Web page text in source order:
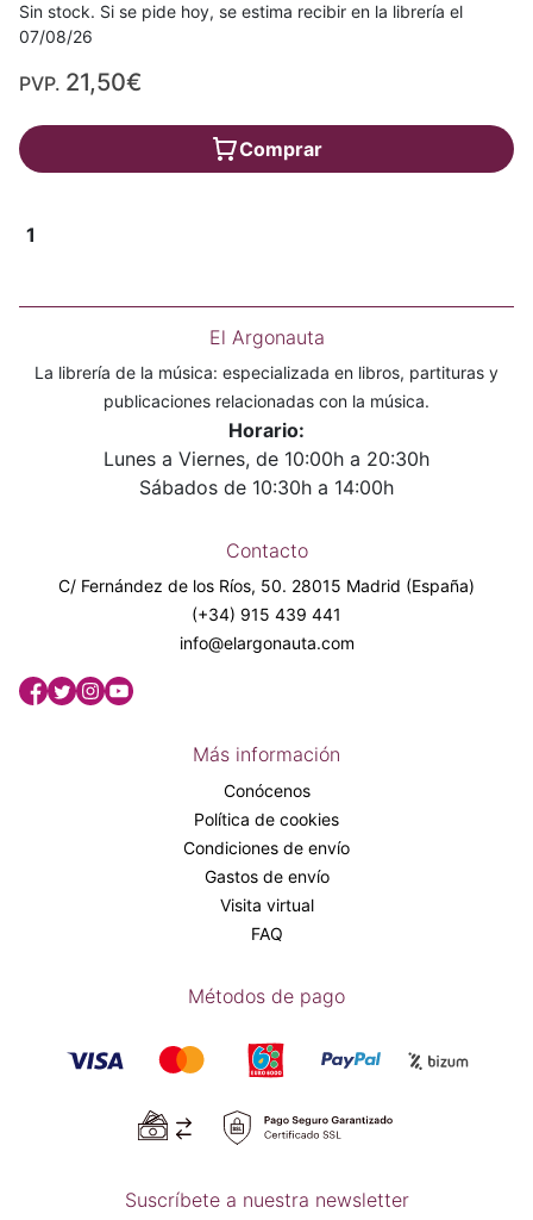
Sin stock. Si se pide hoy, se estima recibir en la librería el
07/08/26
PVP. 21,50€
Comprar
1
El Argonauta
La librería de la música: especializada en libros, partituras y
publicaciones relacionadas con la música.
Horario:
Lunes a Viernes, de 10:00h a 20:30h
Sábados de 10:30h a 14:00h
Contacto
C/ Fernández de los Ríos, 50. 28015 Madrid (España)
(+34) 915 439 441
info@elargonauta.com
Más información
Conócenos
Política de cookies
Condiciones de envío
Gastos de envío
Visita virtual
FAQ
Métodos de pago
Suscríbete a nuestra newsletter